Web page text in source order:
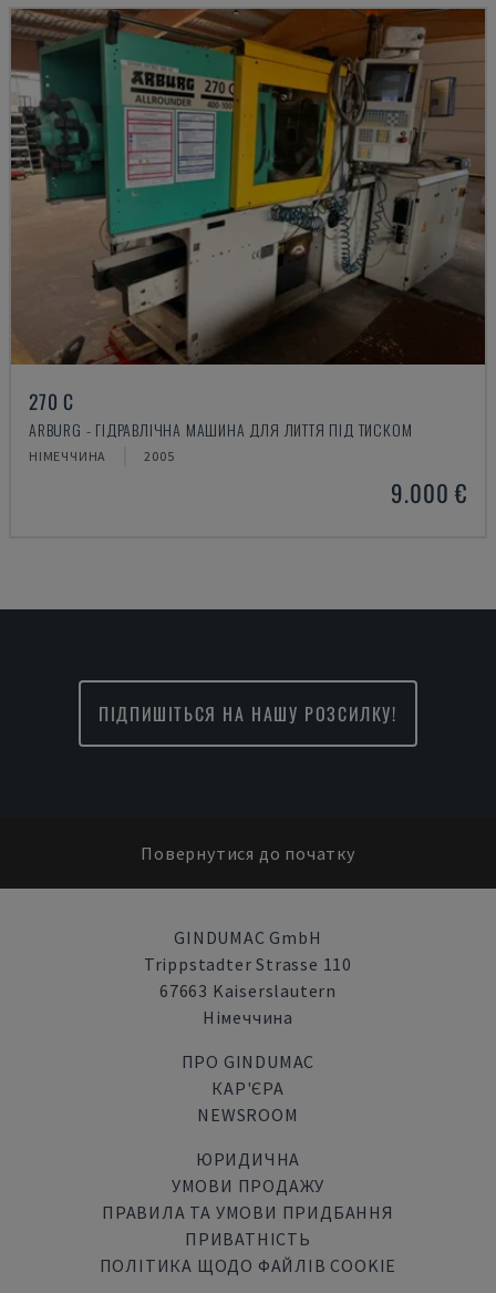
270 C
ARBURG - ГІДРАВЛІЧНА МАШИНА ДЛЯ ЛИТТЯ ПІД ТИСКОМ
НІМЕЧЧИНА 2005
9.000 €
ПІДПИШІТЬСЯ НА НАШУ РОЗСИЛКУ!
Повернутися до початку
GINDUMAC GmbH
Trippstadter Strasse 110
67663 Kaiserslautern
Німеччина
ПРО GINDUMAC
КАР'ЄРА
NEWSROOM
ЮРИДИЧНА
УМОВИ ПРОДАЖУ
ПРАВИЛА ТА УМОВИ ПРИДБАННЯ
ПРИВАТНІСТЬ
ПОЛІТИКА ЩОДО ФАЙЛІВ COOKIE